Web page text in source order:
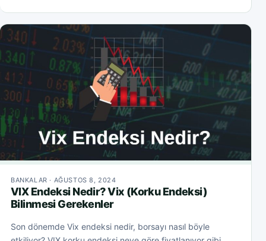
BANKALAR · AĞUSTOS 8, 2024
VIX Endeksi Nedir? Vix (Korku Endeksi)
Bilinmesi Gerekenler
Son dönemde Vix endeksi nedir, borsayı nasıl böyle